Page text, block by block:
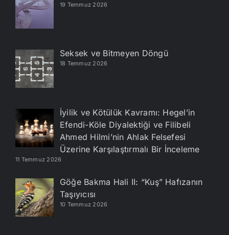
19 Temmuz 2026
Seksek ve Bitmeyen Döngü
18 Temmuz 2026
İyilik ve Kötülük Kavramı: Hegel’in
Efendi-Köle Diyalektiği ve Filibeli
Ahmed Hilmi’nin Ahlak Felsefesi
Üzerine Karşılaştırmalı Bir İnceleme
11 Temmuz 2026
Göğe Bakma Hali II: “Kuş” Hafızanın
Taşıyıcısı
10 Temmuz 2026